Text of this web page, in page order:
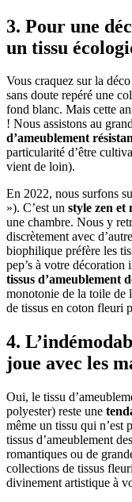
3. Pour une
un tissu
Vous craquez sur la
sans doute repéré une
fond blanc. Mais cette
! Nous assistons au
d’ameublement
particularité d’être
vient de loin).
En 2022, nous surfons
»). C’est un style zen et
une chambre. Nous y
discrètement avec
biophilique préfère les
pep’s à votre
tissus d’ameublement
monotonie de la toile de
de tissus en coton fleuri
4.
joue avec les
Oui, le tissu
polyester) reste une
même un tissu qui n’est
tissus d’ameublement
romantiques ou de
collections de tissus
divinement artistique à